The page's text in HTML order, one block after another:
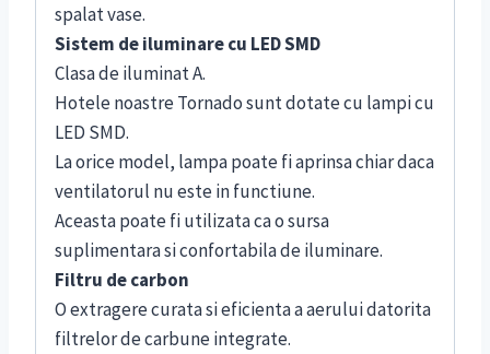
spalat vase.
Sistem de iluminare cu LED SMD
Clasa de iluminat A.
Hotele noastre Tornado sunt dotate cu lampi cu
LED SMD.
La orice model, lampa poate fi aprinsa chiar daca
ventilatorul nu este in functiune.
Aceasta poate fi utilizata ca o sursa
suplimentara si confortabila de iluminare.
Filtru de carbon
O extragere curata si eficienta a aerului datorita
filtrelor de carbune integrate.